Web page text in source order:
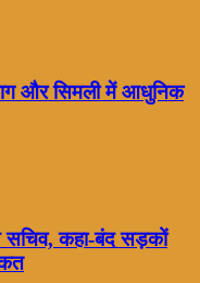
और सिमली में आधुनिक
सचिव, कहा-बंद सड़कों